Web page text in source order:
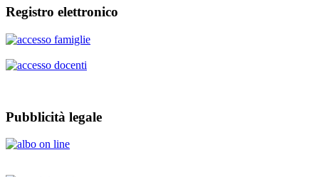
Registro elettronico
Pubblicità legale